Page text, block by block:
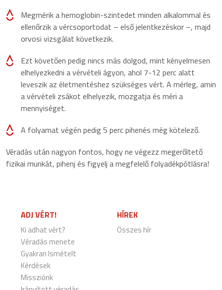
Megmérik a hemoglobin-szintedet minden alkalommal és
ellenőrzik a vércsoportodat – első jelentkezéskor –, majd
orvosi vizsgálat következik.
Ezt követően pedig nincs más dolgod, mint kényelmesen
elhelyezkedni a vérvételi ágyon, ahol 7-12 perc alatt
leveszik az életmentéshez szükséges vért. A mérleg, amin
a vérvételi zsákot elhelyezik, mozgatja és méri a
mennyiséget.
A folyamat végén pedig 5 perc pihenés még kötelező.
Véradás után nagyon fontos, hogy ne végezz megerőltető
fizikai munkát, pihenj és figyelj a megfelelő folyadékpótlásra!
ADJ VÉRT!
Ki adhat vért?
Véradás menete
Gyakran Ismételt
Kérdések
Missziónk
HÍREK
Összes hír